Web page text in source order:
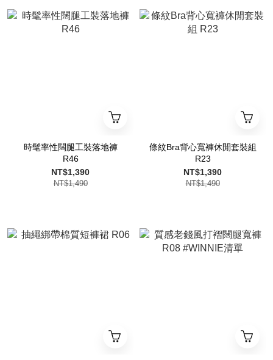
時髦率性闊腿工裝落地褲
R46
NT$1,390
NT$1,490
條紋Bra背心寬褲休閒套裝組
R23
NT$1,390
NT$1,490